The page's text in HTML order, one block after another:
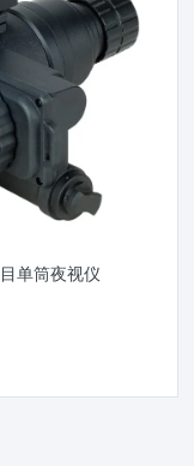
单筒夜视仪